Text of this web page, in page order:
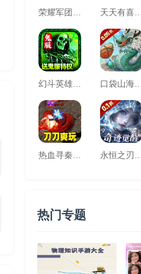
热门专题